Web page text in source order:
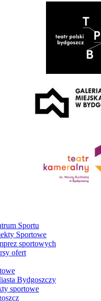
Sportu
Sportowe
sportowych
ofert
Bydgoszczy
sportowe